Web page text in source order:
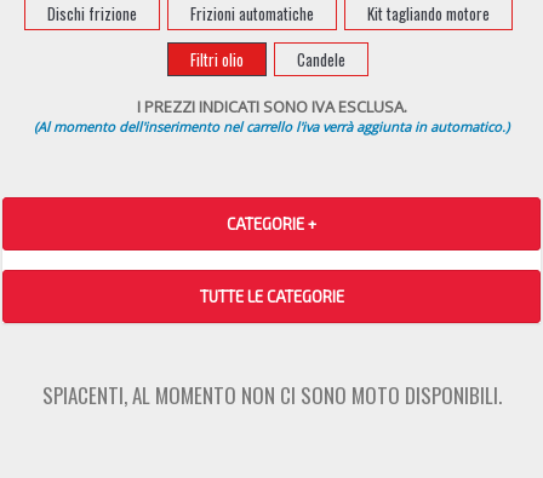
Dischi frizione
Frizioni automatiche
Kit tagliando motore
Filtri olio
Candele
I PREZZI INDICATI SONO IVA ESCLUSA.
(Al momento dell'inserimento nel carrello l'iva verrà aggiunta in automatico.)
CATEGORIE +
TUTTE LE CATEGORIE
SPIACENTI, AL MOMENTO NON CI SONO MOTO DISPONIBILI.